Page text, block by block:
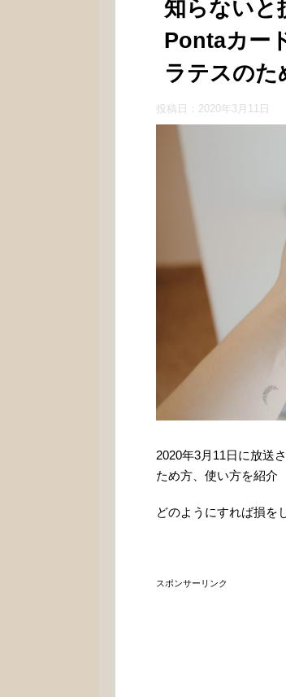
知らないと
Pontaカー
ラテスのた
投稿日： 2020年3月11日
2020年3月11日に放送
ため方、使い方を紹介
どのようにすれば損を
スポンサーリンク